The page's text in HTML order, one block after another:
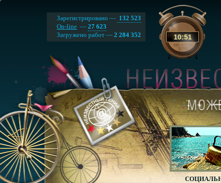
10:51
Зарегистрировано — 132 523
On-line — 27 623
Загружено работ — 2 284 352